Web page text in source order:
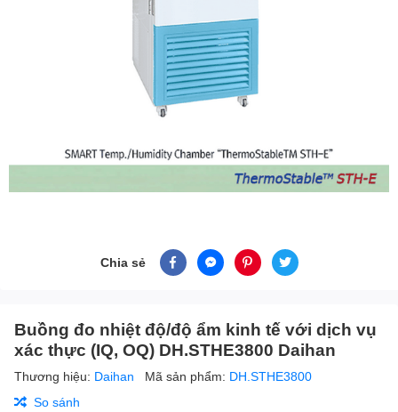
Chia sẻ
Buồng đo nhiệt độ/độ ẩm kinh tế với dịch vụ
xác thực (IQ, OQ) DH.STHE3800 Daihan
Thương hiệu: Daihan Mã sản phẩm: DH.STHE3800
So sánh